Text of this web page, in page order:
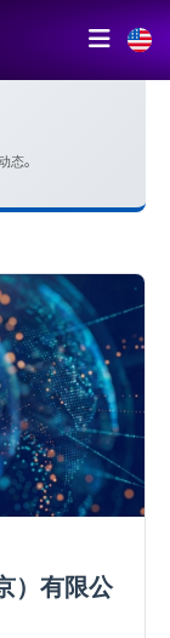
态。
）有限公